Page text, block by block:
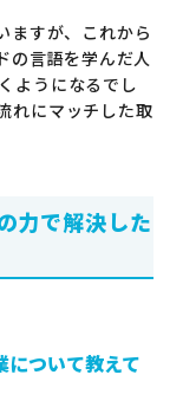
ますが、これから
言語を学んだ人
ようになるでし
れにマッチした取
力で解決した
について教えて